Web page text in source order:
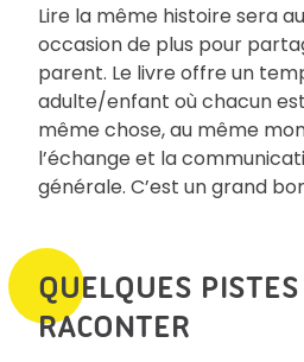
Lire la même histoire sera
occasion de plus pour
parent. Le livre offre un
adulte/enfant où chacun
même chose, au même
l’échange et la
générale. C’est un grand
QUELQUES
RACONTER